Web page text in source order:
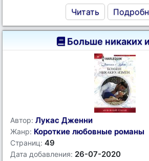
Читать
Больше никаких
Автор: Лукас Дженни
Жанр: Короткие любовные романы
Страниц: 49
Дата добавления: 26-07-2020